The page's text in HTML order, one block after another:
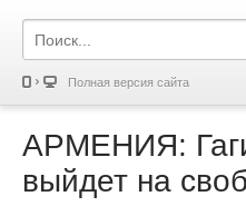
Полная версия сайта
АРМЕНИЯ:
выйдет на